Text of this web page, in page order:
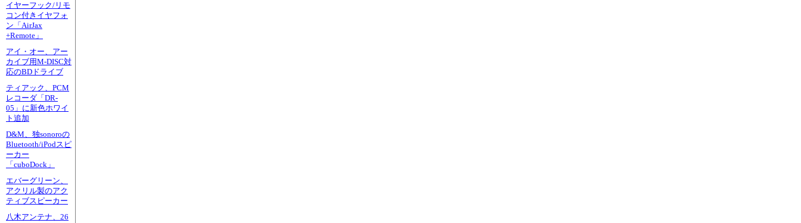
イヤーフック/リモ
コン付きイヤフォ
ン「AirJax
+Remote」
アイ・オー、アー
カイブ用M-DISC対
応のBDドライブ
ティアック、PCM
レコーダ「DR-
05」に新色ホワイ
ト追加
D&M、独sonoroの
Bluetooth/iPodスピ
ーカー
「cuboDock」
エバーグリーン、
アクリル製のアク
ティブスピーカー
八木アンテナ、26